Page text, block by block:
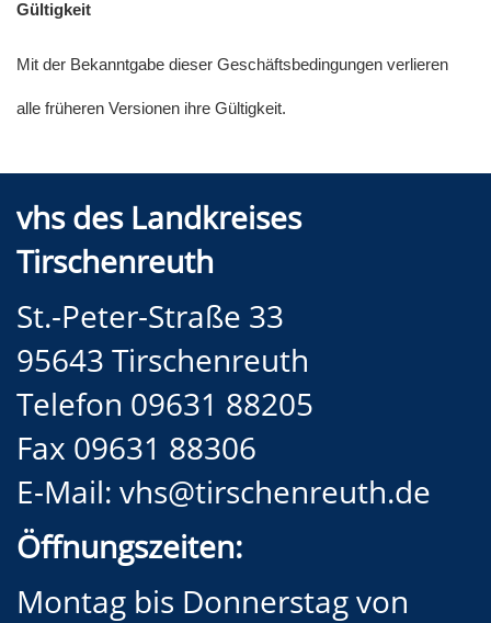
Gültigkeit
Mit der Bekanntgabe dieser Geschäftsbedingungen verlieren
alle früheren Versionen ihre Gültigkeit.
vhs des Landkreises
Tirschenreuth
St.-Peter-Straße 33
95643 Tirschenreuth
Telefon 09631 88205
Fax 09631 88306
E-Mail: vhs@tirschenreuth.de
Öffnungszeiten:
Montag bis Donnerstag von